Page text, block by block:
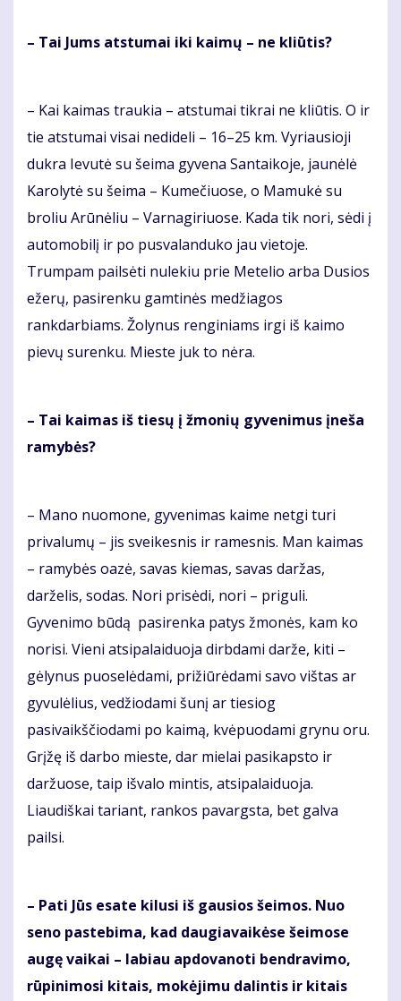
– Tai Jums atstumai iki kaimų – ne kliūtis?
– Kai kaimas traukia – atstumai tikrai ne kliūtis. O ir
tie atstumai visai nedideli – 16–25 km. Vyriausioji
dukra Ievutė su šeima gyvena Santaikoje, jaunėlė
Karolytė su šeima – Kumečiuose, o Mamukė su
broliu Arūnėliu – Varnagiriuose. Kada tik nori, sėdi į
automobilį ir po pusvalanduko jau vietoje.
Trumpam pailsėti nulekiu prie Metelio arba Dusios
ežerų, pasirenku gamtinės medžiagos
rankdarbiams. Žolynus renginiams irgi iš kaimo
pievų surenku. Mieste juk to nėra.
– Tai kaimas iš tiesų į žmonių gyvenimus įneša
ramybės?
– Mano nuomone, gyvenimas kaime netgi turi
privalumų – jis sveikesnis ir ramesnis. Man kaimas
– ramybės oazė, savas kiemas, savas daržas,
darželis, sodas. Nori prisėdi, nori – priguli.
Gyvenimo būdą pasirenka patys žmonės, kam ko
norisi. Vieni atsipalaiduoja dirbdami darže, kiti –
gėlynus puoselėdami, prižiūrėdami savo vištas ar
gyvulėlius, vedžiodami šunį ar tiesiog
pasivaikščiodami po kaimą, kvėpuodami grynu oru.
Grįžę iš darbo mieste, dar mielai pasikapsto ir
daržuose, taip išvalo mintis, atsipalaiduoja.
Liaudiškai tariant, rankos pavargsta, bet galva
pailsi.
– Pati Jūs esate kilusi iš gausios šeimos. Nuo
seno pastebima, kad daugiavaikėse šeimose
augę vaikai – labiau apdovanoti bendravimo,
rūpinimosi kitais, mokėjimu dalintis ir kitais